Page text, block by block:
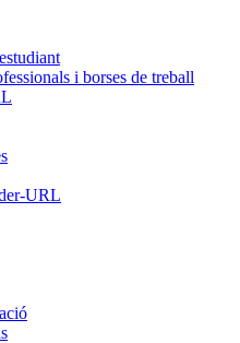
i borses de treball
URL